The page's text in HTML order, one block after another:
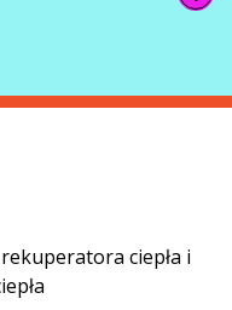
ciepła i